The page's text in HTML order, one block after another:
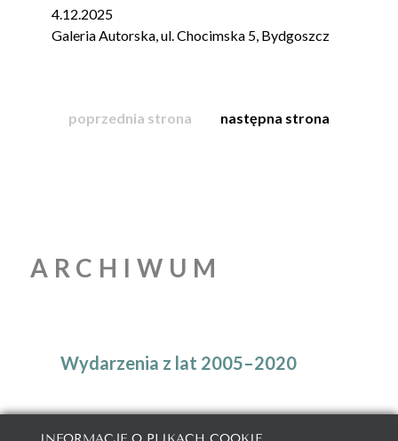
4.12.2025
Galeria Autorska, ul. Chocimska 5, Bydgoszcz
poprzednia strona następna strona
ARCHIWUM
Wydarzenia z lat 2005–2020
INFORMACJE O PLIKACH COOKIE